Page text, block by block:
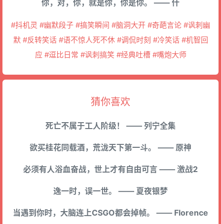
你，对，你，就是你，你是你。 —— 什
#抖机灵 #幽默段子 #搞笑瞬间 #脑洞大开 #奇葩言论 #讽刺幽
默 #反转笑话 #语不惊人死不休 #调侃时刻 #冷笑话 #机智回
应 #逗比日常 #讽刺搞笑 #经典吐槽 #嘴炮大师
猜你喜欢
死亡不属于工人阶级！ —— 列宁全集
欲买桂花同载酒，荒泷天下第一斗。 —— 原神
必须有人浴血奋战，世上才有自由可言 —— 激战2
逸一时，误一世。 —— 夏夜银梦
当遇到你时，大脑连上CSGO都会掉帧。 —— Florence